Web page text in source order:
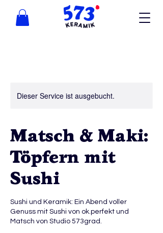
Dieser Service ist ausgebucht.
Matsch & Maki:
Töpfern mit
Sushi
Sushi und Keramik: Ein Abend voller
Genuss mit Sushi von ok.perfekt und
Matsch von Studio 573grad.